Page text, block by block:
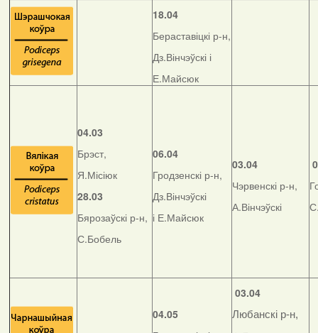
18.04
Бераставіцкі р-н,
Дз.Вінчэўскі і
Е.Майсюк
04.03
Брэст,
Я.Місіюк
28.03
Бярозаўскі р-н,
С.Бобель
06.04
Гродзенскі р-н,
Дз.Вінчэўскі
і Е.Майсюк
03.04
Чэрвенскі р-н,
А.Вінчэўскі
04.05
03.04
Любанскі р-н,